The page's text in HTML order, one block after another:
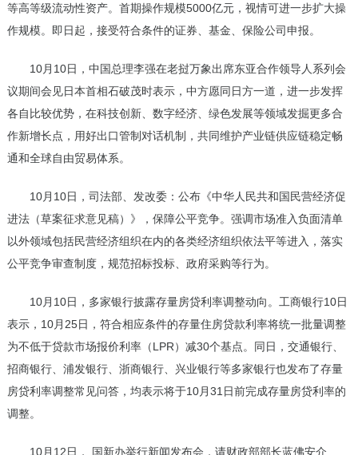
等高等级流动性资产。首期操作规模5000亿元，视情可进一步扩大操
作规模。即日起，接受符合条件的证券、基金、保险公司申报。
10月10日，中国总理李强在老挝万象出席东亚合作领导人系列会
议期间会见日本首相石破茂时表示，中方愿同日方一道，进一步发挥
各自比较优势，在科技创新、数字经济、绿色发展等领域发掘更多合
作新增长点，用好出口管制对话机制，共同维护产业链供应链稳定畅
通和全球自由贸易体系。
10月10日，司法部、发改委：公布《中华人民共和国民营经济促
进法（草案征求意见稿）》，保障公平竞争。强调市场准入负面清单
以外领域包括民营经济组织在内的各类经济组织依法平等进入，落实
公平竞争审查制度，规范招标投标、政府采购等行为。
10月10日，多家银行披露存量房贷利率调整动向。工商银行10日
表示，10月25日，符合相应条件的存量住房贷款利率将统一批量调整
为不低于贷款市场报价利率（LPR）减30个基点。同日，交通银行、
招商银行、浦发银行、浙商银行、兴业银行等多家银行也发布了存量
房贷利率调整常见问答，均表示将于10月31日前完成存量房贷利率的
调整。
10月12日， 国新办举行新闻发布会，请财政部部长蓝佛安介